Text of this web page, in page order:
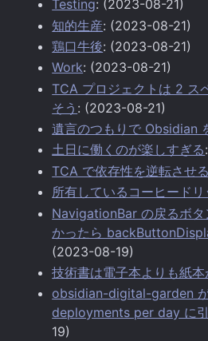
Testing: (2023-08-21)
知的生産: (2023-08-21)
鶏口牛後: (2023-08-21)
Work: (2023-08-21)
TCA プロジェクトは 2 ス
そう : (2023-08-21)
遺言のつもりで Obsidian
土日に働くのが楽しすぎる
TCA で依存性を逆転させる
所有しているコーヒードリ
NavigationBar の戻るボタ
かったら
(2023-08-19)
技術書は電子本よりも紙本
obsidian-digital-garden
deployments per day に
19)